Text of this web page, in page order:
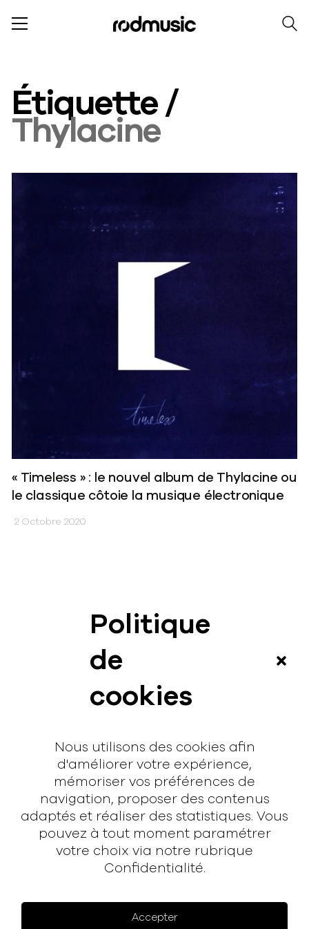
Politique
de
cookies
Nous utilisons des cookies afin
d'améliorer votre expérience,
mémoriser vos préférences de
navigation, proposer des contenus
adaptés et réaliser des statistiques. Vous
pouvez à tout moment paramétrer
votre choix via notre rubrique
Confidentialité.
Accepter
Étiquette /
Thylacine
« Timeless » : le nouvel album de Thylacine ou
le classique côtoie la musique électronique
2 Octobre 2020
Interview
Contact
hello@rodmusic.fr
SubmitHub
Groover
À propos
Mentions légales